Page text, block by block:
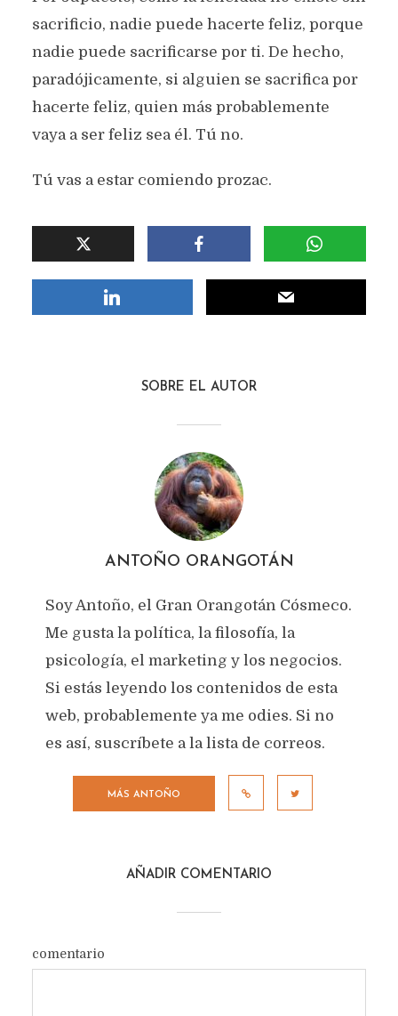
sacrificio, nadie puede hacerte feliz, porque
nadie puede sacrificarse por ti. De hecho,
paradójicamente, si alguien se sacrifica por
hacerte feliz, quien más probablemente
vaya a ser feliz sea él. Tú no.
Tú vas a estar comiendo prozac.
SOBRE EL AUTOR
ANTOÑO ORANGOTÁN
Soy Antoño, el Gran Orangotán Cósmeco.
Me gusta la política, la filosofía, la
psicología, el marketing y los negocios.
Si estás leyendo los contenidos de esta
web, probablemente ya me odies. Si no
es así, suscríbete a la lista de correos.
MÁS ANTOÑO
AÑADIR COMENTARIO
comentario